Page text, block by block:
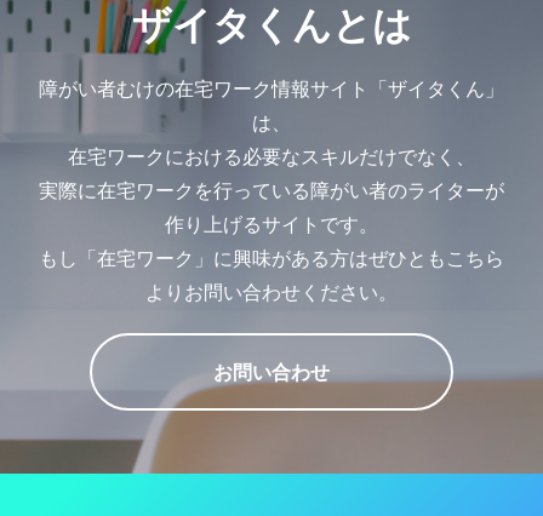
ザイタくんとは
障がい者むけの在宅ワーク情報サイト「ザイタくん」
は、
在宅ワークにおける必要なスキルだけでなく、
実際に在宅ワークを行っている障がい者のライターが
作り上げるサイトです。
もし「在宅ワーク」に興味がある方はぜひともこちら
よりお問い合わせください。
お問い合わせ